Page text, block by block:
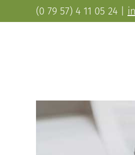
(0 79 57) 4 11 05 24